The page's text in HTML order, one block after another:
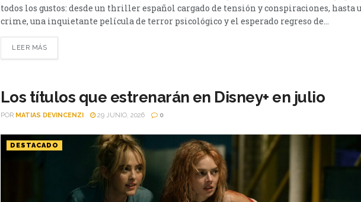
todos los gustos: desde un thriller español cargado de tensión y conspiraciones, hasta
crime, una inquietante película de terror psicológico y el esperado regreso de...
LEER MÁS
Los títulos que estrenarán en Disney+ en julio
POR MATIAS DEVINCENZI 29 JUNIO, 2026 0
DESTACADO